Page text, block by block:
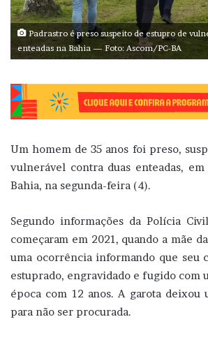
Padrastro é preso suspeito de estupro de
enteadas na Bahia — Foto: Ascom/PC-BA
Um homem de 35 anos foi preso,
vulnerável contra duas enteadas,
Bahia, na segunda-feira (4).
Segundo informações da Polícia
começaram em 2021, quando a mãe
uma ocorrência informando que seu
estuprado, engravidado e fugido com
época com 12 anos. A garota deixou
para não ser procurada.